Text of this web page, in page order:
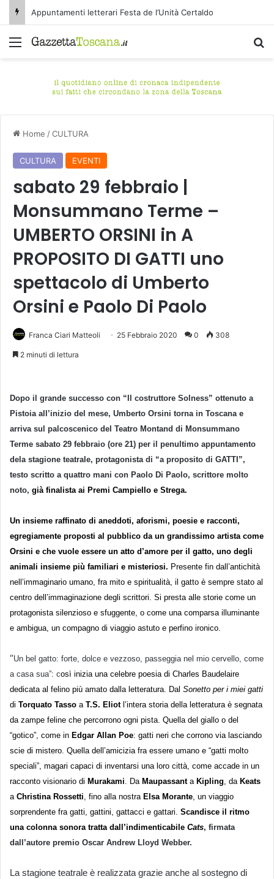
Appuntamenti letterari Festa de l’Unità Certaldo
Menu
Home /CULTURA
CULTURA EVENTI
sabato 29 febbraio |
Monsummano Terme –
UMBERTO ORSINI in A
PROPOSITO DI GATTI uno
spettacolo di Umberto
Orsini e Paolo Di Paolo
Franca Ciari Matteoli 25 Febbraio 2020 0 308
2 minuti di lettura
Dopo il grande successo con “ Il costruttore Solness” ottenuto a
Pistoia all’inizio del mese, Umberto Orsini torna in Toscana e
arriva sul palcoscenico del Teatro Montand di Monsummano
Terme sabato 29 febbraio (ore 21) per il penultimo appuntamento
dela stagione teatrale, protagonista di “a proposito di GATTI”,
testo scritto a quattro mani con Paolo Di Paolo, scrittore molto
noto, già finalista ai Premi Campiello e Strega.
Un insieme raffinato di aneddoti, aforismi, poesie e racconti,
egregiamente proposti al pubblico da un grandissimo artista come
Orsini e che vuole essere un atto d’amore per il gatto, uno degli
animali insieme più familiari e misteriosi. Presente fin dall’antichità
nell’immaginario umano, fra mito e spiritualità, il gatto è sempre stato al
centro dell’immaginazione degli scrittori. Si presta alle storie come un
protagonista silenzioso e sfuggente, o come una comparsa illuminante
e ambigua, un compagno di viaggio astuto e perfino ironico.
“Un bel gatto: forte, dolce e vezzoso, passeggia nel mio cervello, come
a casa sua”: così inizia una celebre poesia di Charles Baudelaire
dedicata al felino più amato dalla letteratura. Dal Sonetto per i miei gatti
di Torquato Tasso a T.S. Eliotl’intera storia della letteratura è segnata
da zampe feline che percorrono ogni pista. Quella del giallo o del
“gotico”, come in Edgar Allan Poe: gatti neri che corrono via lasciando
scie di mistero. Quella dell’amicizia fra essere umano e “gatti molto
speciali”, magari capaci di inventarsi una loro città, come accade in un
racconto visionario di Murakami . Da Maupassanta Kipling , da Keats
a Christina Rossetti , fino alla nostra Elsa Morante , un viaggio
sorprendente fra gatti, gattini, gattacci e gattari. Scandisce il ritmo
una colonna sonora tratta dall’indimenticabile Cats, firmata
dall’autore premio Oscar Andrew Lloyd Webber.
La stagione teatrale è realizzata grazie anche al sostegno di